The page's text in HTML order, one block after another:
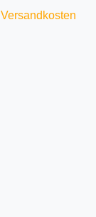
Versandkosten